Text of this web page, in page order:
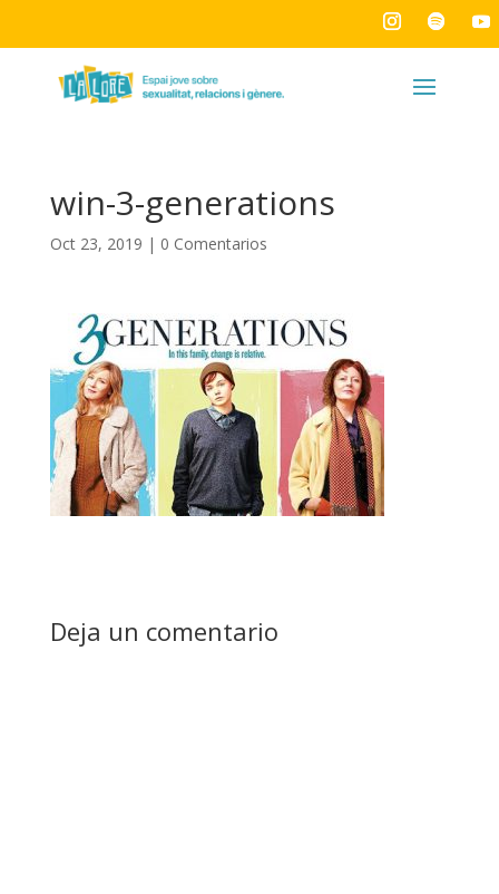
win-3-generations
Oct 23, 2019 | 0 Comentarios
Deja un comentario